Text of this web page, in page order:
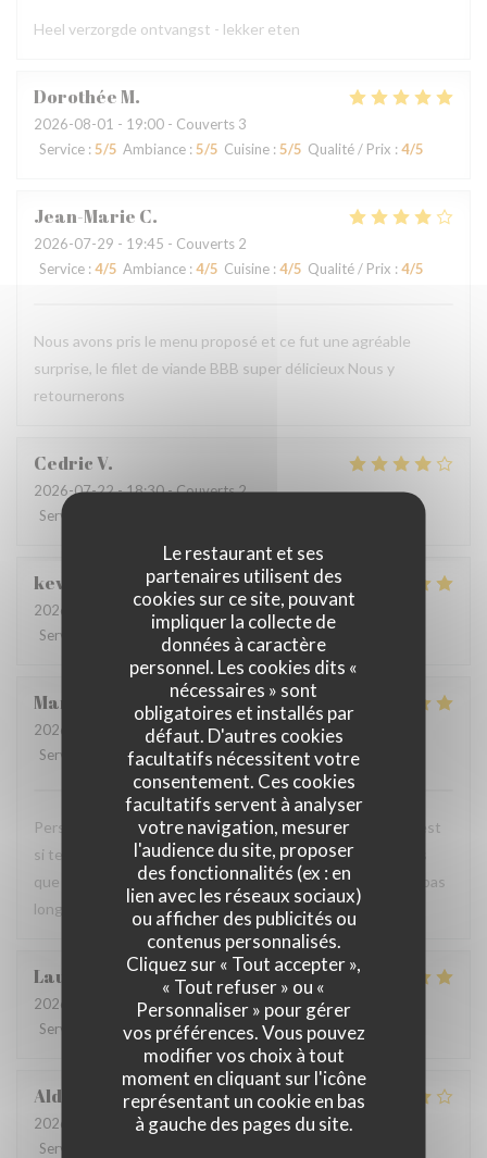
Le restaurant et ses
partenaires utilisent des
cookies sur ce site, pouvant
impliquer la collecte de
données à caractère
personnel. Les cookies dits «
nécessaires » sont
obligatoires et installés par
défaut. D'autres cookies
facultatifs nécessitent votre
consentement. Ces cookies
facultatifs servent à analyser
votre navigation, mesurer
l'audience du site, proposer
des fonctionnalités (ex : en
lien avec les réseaux sociaux)
ou afficher des publicités ou
contenus personnalisés.
Cliquez sur « Tout accepter »,
« Tout refuser » ou «
Personnaliser » pour gérer
vos préférences. Vous pouvez
modifier vos choix à tout
moment en cliquant sur l'icône
représentant un cookie en bas
à gauche des pages du site.
Heel verzorgde ontvangst - lekker eten
DorothéeM
2026-08-01 - 19:00 - Couverts 3
Service : 5/5 Ambiance : 5/5 Cuisine : 5/5 Qualité / Prix : 4/5
Jean-Marie C
2026-07-29 - 19:45 - Couverts 2
Service : 4/5 Ambiance : 4/5 Cuisine : 4/5 Qualité / Prix : 4/5
Nous avons pris le menu proposé et ce fut une agréable
surprise, le filet de viande BBB super délicieux Nous y
retournerons
CedricV
2026-07-22- 18:30 - Couverts 2
Service
kevin
2026-07-24
- 19:00 - Couverts 4
Service
Ambiance 4 /5 Cuisine /5
Mandy
2026-07-18
- 20:00 - Couverts 2
Service
Ambiance: 5/5 Cuisine:5/5 Qualité / Prix
Personnel très agréable et à l'écoute du client. La viande est
si tendre et tous les accompagnements sont exquis ! Plus
que ravis de votre restaurant et nous y reviendrons dans pas
longtemps.
Laurence M
2026-07-20
- 19:30 - Couverts 4
Service
Ambiance:4/5 Cuisine:5/5 Qualité / Prix
Aldo
2026-07-18
- 19:00 - Couverts 4
Service